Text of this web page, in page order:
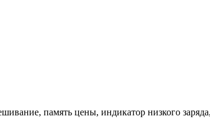
память цены, индикатор низкого